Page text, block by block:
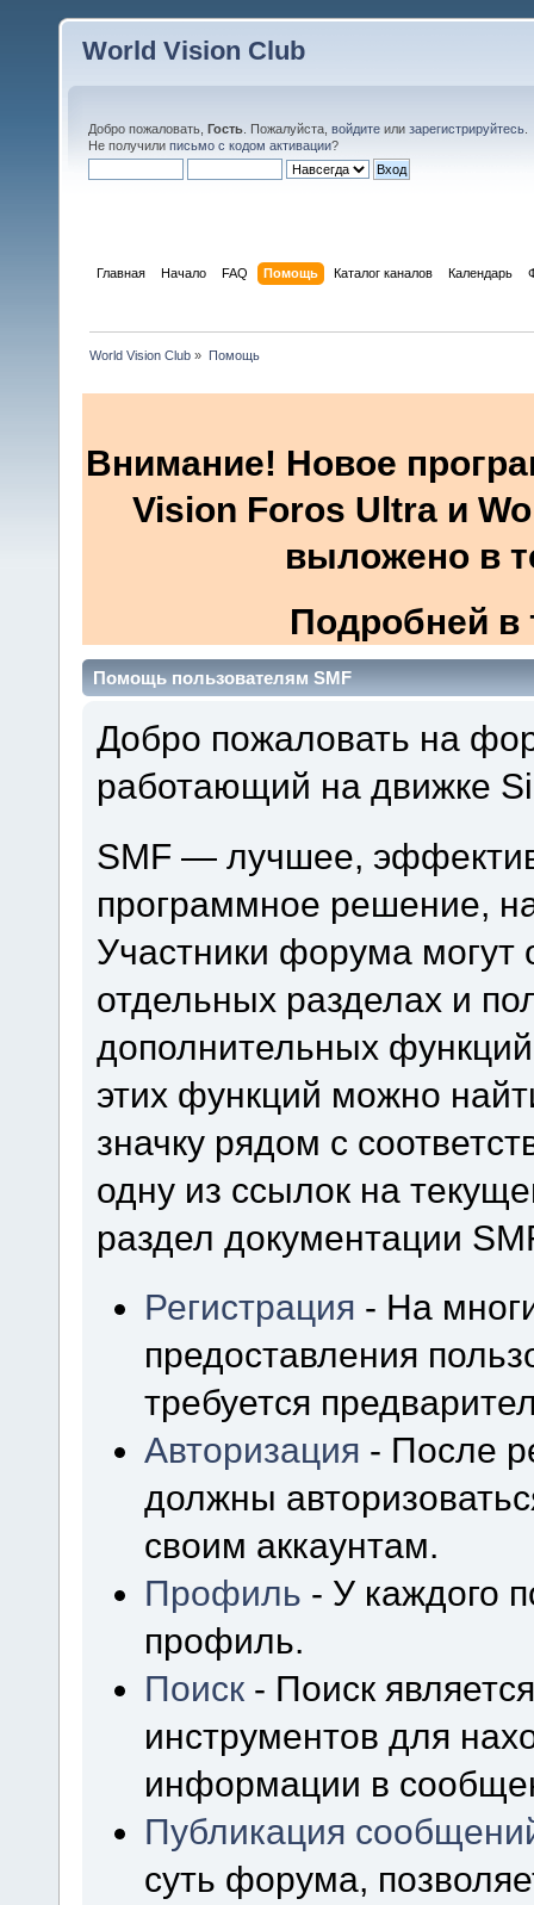
World Vision Club
Добро пожаловать, Гость . Пожалуйста, войдите или зарегистрируйтесь
Не получили письмо с кодом активации?
Главная Начало FAQ Помощь Каталог каналов Календарь
World Vision Club » Помощь
Внимание! Новое
Vision Foros Ultra и
выложено в
Подробней
Помощь пользователям SMF
Добро пожаловать на
работающий на движке
SMF — лучшее,
программное решение,
Участники форума
отдельных разделах и
дополнительных
этих функций можно
значку рядом с
одну из ссылок на
раздел документации
Регистрация - На
предоставления
требуется
Авторизация - После
должны
своим аккаунтам.
Профиль - У каждого
профиль.
Поиск - Поиск
инструментов для
информации в
Публикация
суть форума,